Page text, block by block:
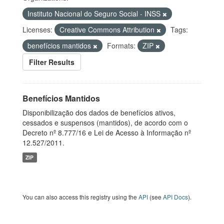
Instituto Nacional do Seguro Social - INSS
Licenses:
Creative Commons Attribution
Tags:
benefícios mantidos
Formats:
ZIP
Filter Results
Benefícios Mantidos
Disponibilização dos dados de benefícios ativos,
cessados e suspensos (mantidos), de acordo com o
Decreto nº 8.777/16 e Lei de Acesso à Informação nº
12.527/2011.
ZIP
You can also access this registry using the API (see API Docs).